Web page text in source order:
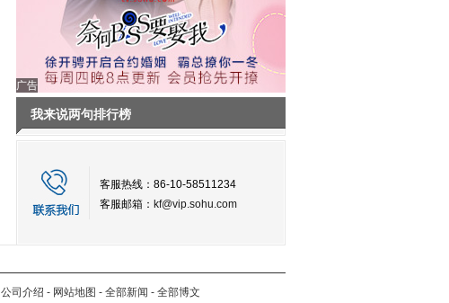
广告
我来说两句排行榜
客服热线：86-10-58511234
客服邮箱： kf@vip.sohu.com
公司介绍 - 网站地图 - 全部新闻 - 全部博文